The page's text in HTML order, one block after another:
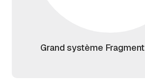
Grand système